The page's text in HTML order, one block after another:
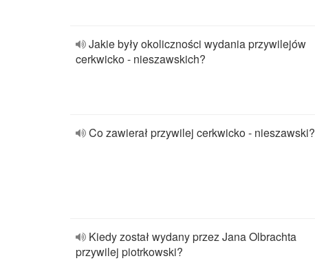
Jakie były okoliczności wydania przywilejów
cerkwicko - nieszawskich?
Co zawierał przywilej cerkwicko - nieszawski?
Kiedy został wydany przez Jana Olbrachta
przywilej piotrkowski?